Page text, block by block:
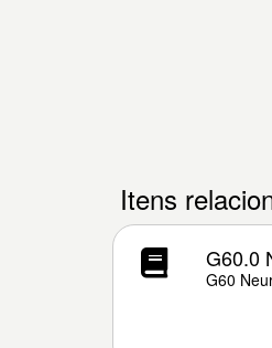
Itens
G60.0
G60